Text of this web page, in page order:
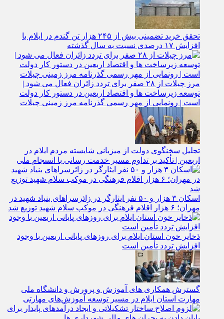
تحقق خرید تضمینی بیش از ۲۴۵ هزار تن گندم در ایلام با
افزایش ۱۷ درصدی نسبت به سال گذشته
مرز چیلات از ۲۸ صفر برای تردد زائران فعال می‌ شود |
توسعه زیرساخت‌ ها و اقتصاد اربعین در دستور کار دولت
است | رونمایی از مهر رسمی گذرنامه مرز زمینی چیلات
تجلیل سخنگوی دولت از میزبانی شایسته مردم ایلام در
اربعین | تأکید بر تداوم مسیر خدمت‌ رسانی با انسجام ملی
اسکان ۳ هزار و ۵۰ نفر ایثارگر در زائرسراهای بنیاد شهید در
مهران؛ ۶ هزار اقلام فرهنگی در موکب سلام شهید توزیع شد
ذخایر خون استان ایلام برای روزهای پایانی اربعین با وجود
افزایش تردد تأمین است
گسترش همکاری‌ های آموزش و پرورش و دانشگاه ملی
مهارت استان ایلام در مسیر توسعه آموزش‌های مهارتی